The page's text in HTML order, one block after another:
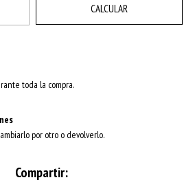
CALCULAR
toda la compra.
por otro o devolverlo.
Compartir: